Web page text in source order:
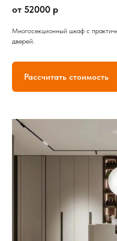
от 52000 р
Многосекционный шкаф с
дверей.
Рассчитать стоимость